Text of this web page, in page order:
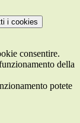
i cookies
consentire.
della
potete